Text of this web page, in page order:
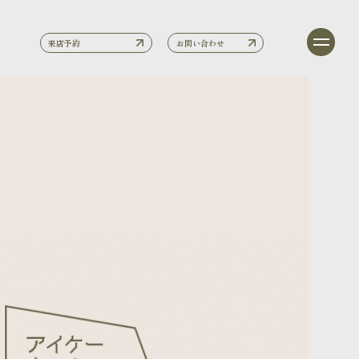
来店予約 お問い合わせ